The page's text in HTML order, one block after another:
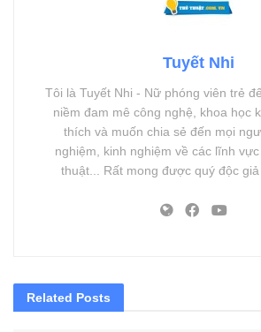
Tuyết Nhi
Tôi là Tuyết Nhi - Nữ phóng viên trẻ
niềm đam mê công nghệ, khoa học
thích và muốn chia sẻ đến mọi
nghiệm, kinh nghiệm về các lĩnh
thuật... Rất mong được quý độc
Related Posts